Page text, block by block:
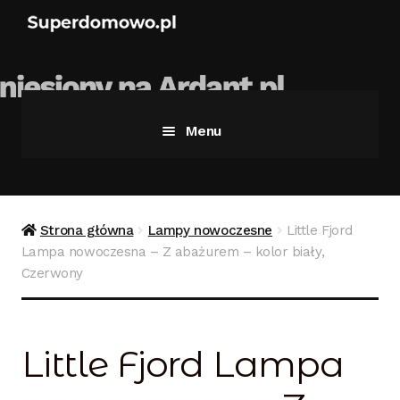
Menu
Bezpieczne zakupy
Blog
Koszyk
Strona główna Lampy nowoczesne
Little Fjord
Lampa nowoczesna – Z abażurem – kolor biały,
Czerwony
Little Fjord Lampa